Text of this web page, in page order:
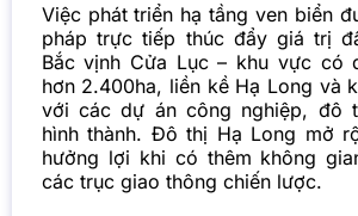
Việc phát triển hạ tầng ven biển
pháp trực tiếp thúc đẩy giá trị
Bắc vịnh Cửa Lục – khu vực có
hơn 2.400ha, liền kề Hạ Long và
với các dự án công nghiệp, đô
hình thành. Đô thị Hạ Long mở
hưởng lợi khi có thêm không
các trục giao thông chiến lược.